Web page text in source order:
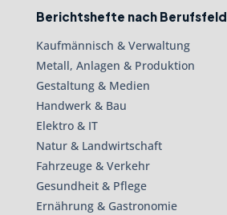
Berichtshefte nach Berufsfeld
Kaufmännisch & Verwaltung
Metall, Anlagen & Produktion
Gestaltung & Medien
Handwerk & Bau
Elektro & IT
Natur & Landwirtschaft
Fahrzeuge & Verkehr
Gesundheit & Pflege
Ernährung & Gastronomie